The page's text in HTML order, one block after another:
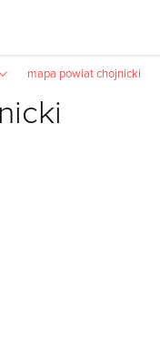
mapa powiat chojnicki